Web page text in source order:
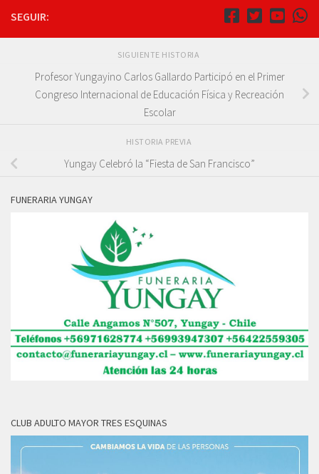
SEGUIR:
SIGUIENTE HISTORIA
Profesor Yungayino Carlos Gallardo Participó en el Primer
Congreso Internacional de Educación Física y Recreación
Escolar
HISTORIA PREVIA
Yungay Celebró la “Fiesta de San Francisco”
FUNERARIA YUNGAY
CLUB ADULTO MAYOR TRES ESQUINAS